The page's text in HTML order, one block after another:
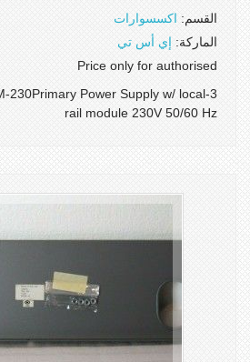
القسم: اكسسوارات
الماركة: إي أس تي
Price only for authorised
230Primary Power Supply w/ local
rail module 230V 50/60 Hz